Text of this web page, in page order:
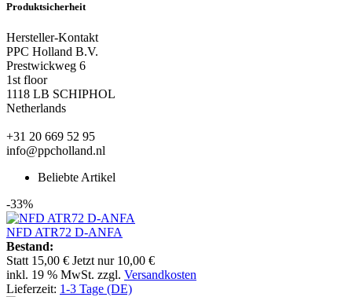
Produktsicherheit
Hersteller-Kontakt
PPC Holland B.V.
Prestwickweg 6
1st floor
1118 LB SCHIPHOL
Netherlands
+31 20 669 52 95
info@ppcholland.nl
Beliebte Artikel
-33%
NFD ATR72 D-ANFA
Bestand:
Statt 15,00 € Jetzt nur 10,00 €
inkl. 19 % MwSt. zzgl. Versandkosten
Lieferzeit: 1-3 Tage (DE)